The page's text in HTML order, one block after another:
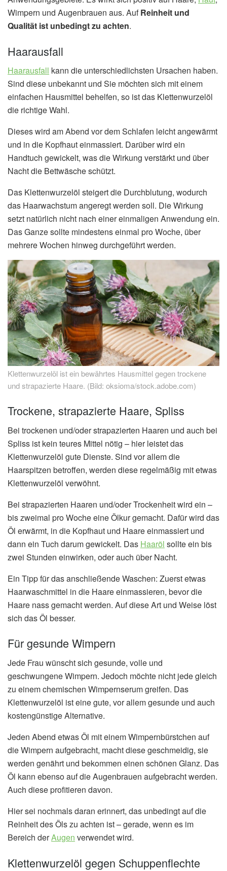
Wimpern und Augenbrauen aus. AufReinheit und
Qualität ist unbedingt zu achten.
Haarausfall
Haarausfall kann die unterschiedlichsten Ursachen haben.
Sind diese unbekannt und Sie möchten sich mit einem
einfachen Hausmittel behelfen, so ist das Klettenwurzelöl
die richtige Wahl.
Dieses wird am Abend vor dem Schlafen leicht angewärmt
und in die Kopfhaut einmassiert. Darüber wird ein
Handtuch gewickelt, was die Wirkung verstärkt und über
Nacht die Bettwäsche schützt.
Das Klettenwurzelöl steigert die Durchblutung, wodurch
das Haarwachstum angeregt werden soll. Die Wirkung
setzt natürlich nicht nach einer einmaligen Anwendung ein.
Das Ganze sollte mindestens einmal pro Woche, über
mehrere Wochen hinweg durchgeführt werden.
Klettenwurzelöl ist ein bewährtes Hausmittel gegen trockene
und strapazierte Haare. (Bild: oksioma/stock.adobe.com)
Trockene, strapazierte Haare, Spliss
Bei trockenen und/oder strapazierten Haaren und auch bei
Spliss ist kein teures Mittel nötig – hier leistet das
Klettenwurzelöl gute Dienste. Sind vor allem die
Haarspitzen betroffen, werden diese regelmäßig mit etwas
Klettenwurzelöl verwöhnt.
Bei strapazierten Haaren und/oder Trockenheit wird ein –
bis zweimal pro Woche eine Ölkur gemacht. Dafür wird das
Öl erwärmt, in die Kopfhaut und Haare einmassiert und
dann ein Tuch darum gewickelt. Das Haaröl sollte ein bis
zwei Stunden einwirken, oder auch über Nacht.
Ein Tipp für das anschließende Waschen: Zuerst etwas
Haarwaschmittel in die Haare einmassieren, bevor die
Haare nass gemacht werden. Auf diese Art und Weise löst
sich das Öl besser.
Für gesunde Wimpern
Jede Frau wünscht sich gesunde, volle und
geschwungene Wimpern. Jedoch möchte nicht jede gleich
zu einem chemischen Wimpernserum greifen. Das
Klettenwurzelöl ist eine gute, vor allem gesunde und auch
kostengünstige Alternative.
Jeden Abend etwas Öl mit einem Wimpernbürstchen auf
die Wimpern aufgebracht, macht diese geschmeidig, sie
werden genährt und bekommen einen schönen Glanz. Das
Öl kann ebenso auf die Augenbrauen aufgebracht werden.
Auch diese profitieren davon.
Hier sei nochmals daran erinnert, das unbedingt auf die
Reinheit des Öls zu achten ist – gerade, wenn es im
Bereich derAugen verwendet wird.
Klettenwurzelöl gegen Schuppenflechte